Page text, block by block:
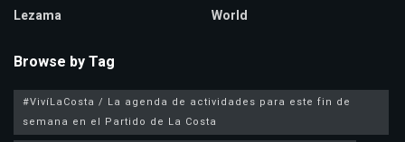
Lezama
World
Browse by Tag
#VivíLaCosta / La agenda de actividades para este fin de
semana en el Partido de La Costa